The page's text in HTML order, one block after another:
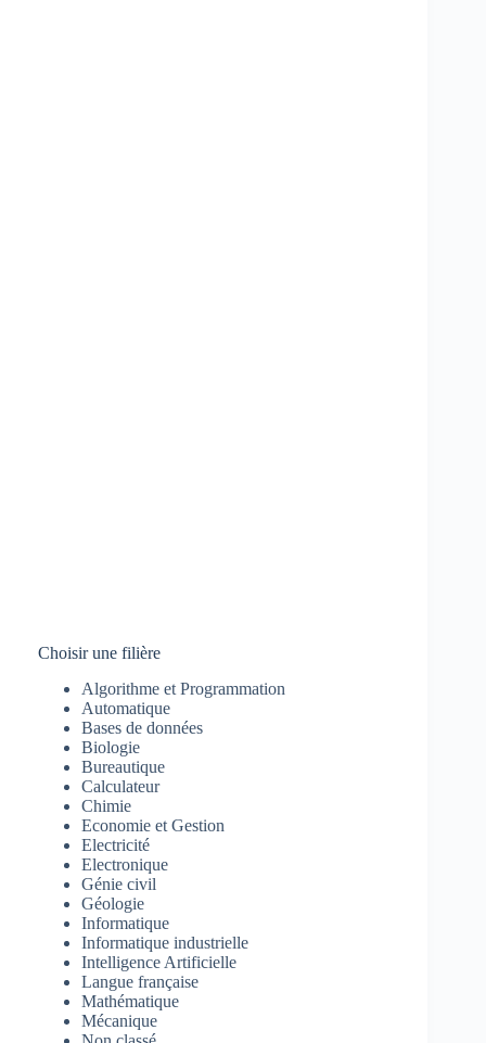
Choisir une filière
Algorithme et Programmation
Automatique
Bases de données
Biologie
Bureautique
Calculateur
Chimie
Economie et Gestion
Electricité
Electronique
Génie civil
Géologie
Informatique
Informatique industrielle
Intelligence Artificielle
Langue française
Mathématique
Mécanique